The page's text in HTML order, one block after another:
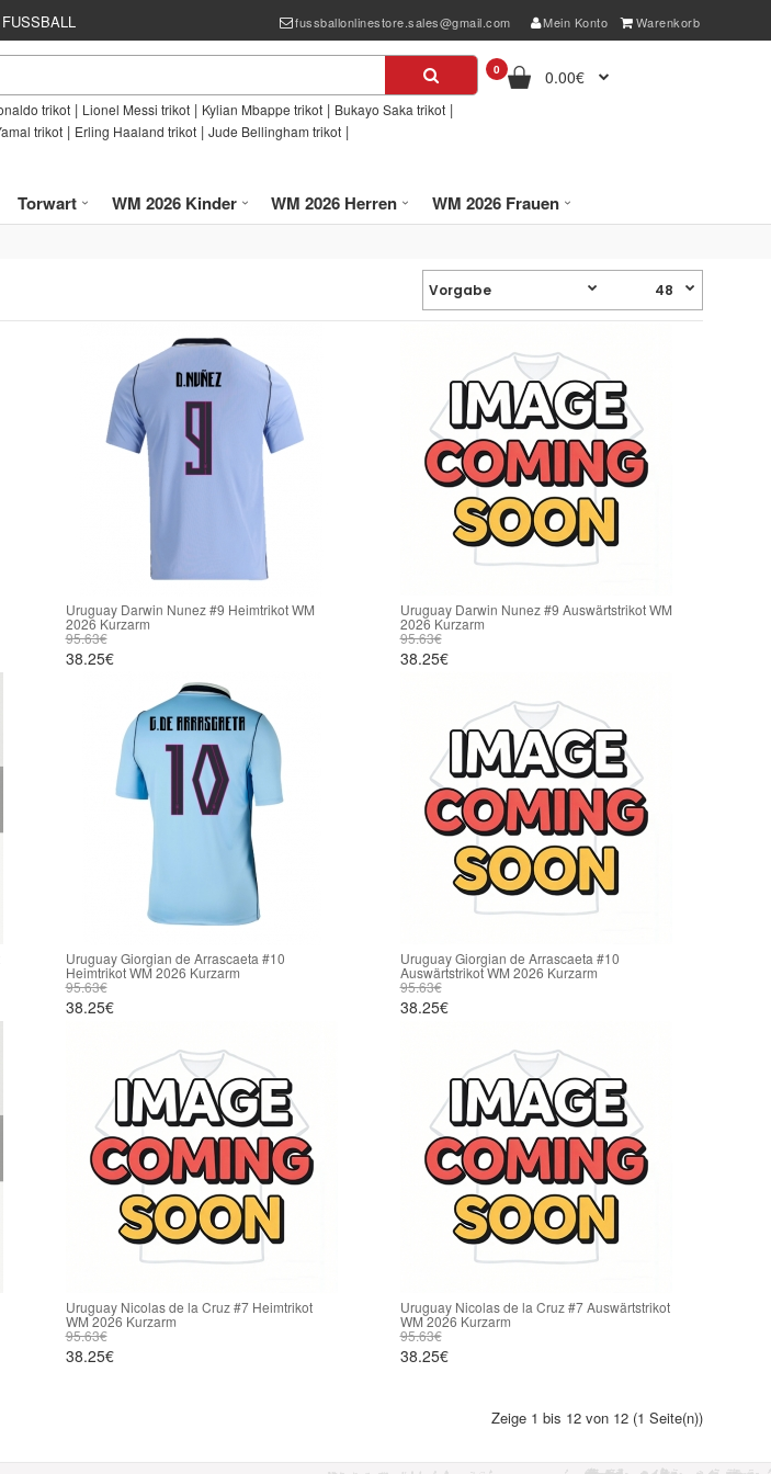
FUSSBALL fussballonlinestore.sales@gmail.com Mein Konto Warenkorb
trikot | Lionel Messi trikot | Kylian Mbappe trikot | Bukayo Saka trikot |
trikot | Erling Haaland trikot | Jude Bellingham trikot |
0 0.00€
Torwart WM 2026 Kinder WM 2026 Herren WM 2026 Frauen
Uruguay Darwin Nunez #9 Heimtrikot WM
2026 Kurzarm
95.63€
38.25€
Uruguay Darwin Nunez #9 Auswärtstrikot WM
2026 Kurzarm
95.63€
38.25€
Uruguay Giorgian de Arrascaeta #10
Heimtrikot WM 2026 Kurzarm
95.63€
38.25€
Uruguay Giorgian de Arrascaeta #10
Auswärtstrikot WM 2026 Kurzarm
95.63€
38.25€
Uruguay Nicolas de la Cruz #7 Heimtrikot
WM 2026 Kurzarm
95.63€
38.25€
Uruguay Nicolas de la Cruz #7 Auswärtstrikot
WM 2026 Kurzarm
95.63€
38.25€
Zeige 1 bis 12 von 12 (1 Seite(n))